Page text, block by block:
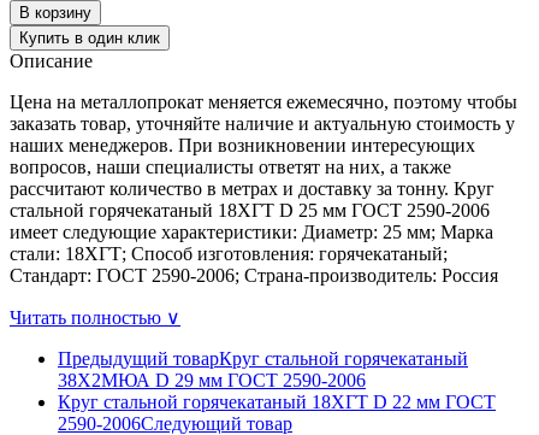
В корзину
Купить в один клик
Описание
Цена на металлопрокат меняется ежемесячно, поэтому чтобы
заказать товар, уточняйте наличие и актуальную стоимость у
наших менеджеров. При возникновении интересующих
вопросов, наши специалисты ответят на них, а также
рассчитают количество в метрах и доставку за тонну. Круг
стальной горячекатаный 18ХГТ D 25 мм ГОСТ 2590-2006
имеет следующие характеристики: Диаметр: 25 мм; Марка
стали: 18ХГТ; Способ изготовления: горячекатаный;
Стандарт: ГОСТ 2590-2006; Страна-производитель: Россия
Читать полностью ∨
Предыдущий товарКруг стальной горячекатаный
38Х2МЮА D 29 мм ГОСТ 2590-2006
Круг стальной горячекатаный 18ХГТ D 22 мм ГОСТ
2590-2006Следующий товар